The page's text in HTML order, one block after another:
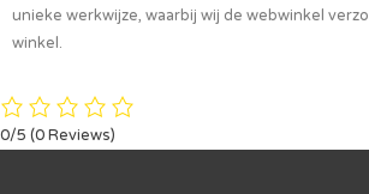
unieke werkwijze, waarbij wij de webwinkel
winkel.
0/5 (0 Reviews)